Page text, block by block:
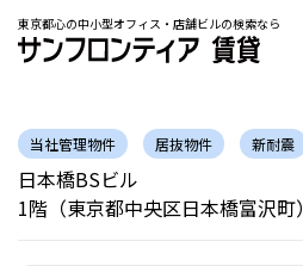
東京都心の中小型オフィス・店舗ビルの検索なら
当社管理物件 居抜物件 新耐震
日本橋BSビル
1階（東京都中央区日本橋富沢町）